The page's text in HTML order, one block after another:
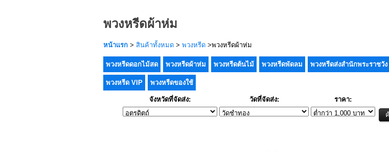
พวงหรีดผ้าห่ม
หน้าแรก > สินค้าทั้งหมด > พวงหรีด >พวงหรีดผ้าห่ม
พวงหรีดดอกไม้สด พวงหรีดผ้าห่ม พวงหรีดต้นไม้ พวงหรีดพัดลม พวงหรีดส่งสำนักพระราชวัง
พวงหรีด VIP พวงหรีดของใช้
จังหวัดที่จัดส่ง: วัดที่จัดส่ง: ราคา: